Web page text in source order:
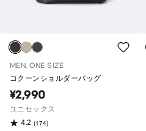
MEN, ONE SIZE
コクーンショルダーバッグ
¥2,990
ユニセックス
4.2 (174)